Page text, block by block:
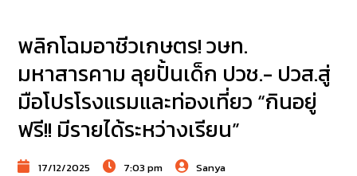
พลิกโฉมอาชีวเกษตร! วษท.
มหาสารคาม ลุยปั้นเด็ก ปวช.- ปวส.สู่
มือโปรโรงแรมและท่องเที่ยว “กินอยู่
ฟรี!! มีรายได้ระหว่างเรียน”
17/12/2025 7:03 pm Sanya